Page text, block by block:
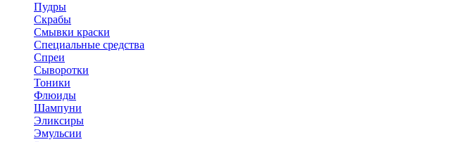
Пудры
Скрабы
Смывки краски
Специальные средства
Спреи
Сыворотки
Тоники
Флюиды
Шампуни
Эликсиры
Эмульсии